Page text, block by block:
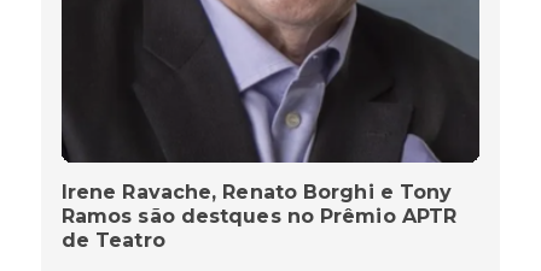
Irene Ravache, Renato Borghi e Tony
Ramos são destques no Prêmio APTR
de Teatro